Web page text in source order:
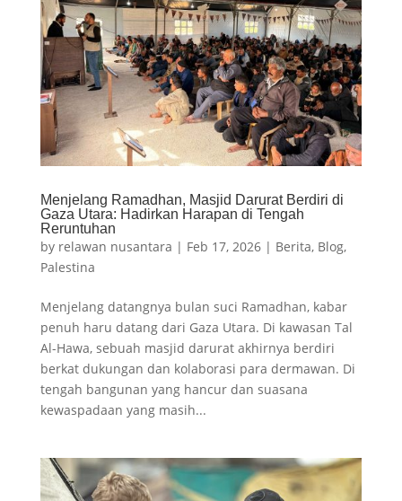
Menjelang Ramadhan, Masjid Darurat Berdiri di
Gaza Utara: Hadirkan Harapan di Tengah
Reruntuhan
by relawan nusantara | Feb 17, 2026| Berita, Blog,
Palestina
Menjelang datangnya bulan suci Ramadhan, kabar
penuh haru datang dari Gaza Utara. Di kawasan Tal
Al-Hawa, sebuah masjid darurat akhirnya berdiri
berkat dukungan dan kolaborasi para dermawan. Di
tengah bangunan yang hancur dan suasana
kewaspadaan yang masih...